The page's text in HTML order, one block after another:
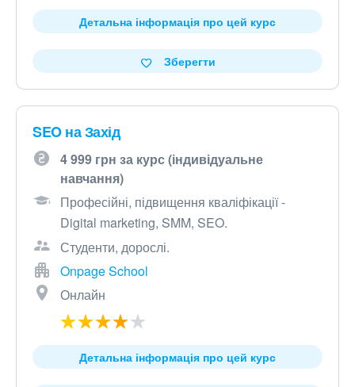
Детальна інформація про цей курс
Зберегти
SEO на Захід
4 999 грн за курс (індивідуальне
навчання)
Професійні, підвищення кваліфікації -
Digital marketing, SMM, SEO.
Студенти, дорослі.
Onpage School
Онлайн
Детальна інформація про цей курс